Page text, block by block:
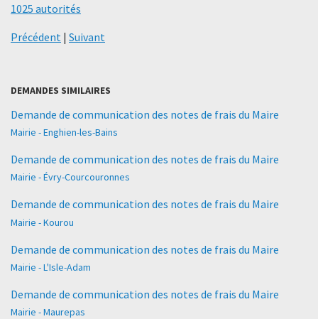
1025 autorités
Précédent | Suivant
DEMANDES SIMILAIRES
Demande de communication des notes de frais du Maire
Mairie - Enghien-les-Bains
Demande de communication des notes de frais du Maire
Mairie - Évry-Courcouronnes
Demande de communication des notes de frais du Maire
Mairie - Kourou
Demande de communication des notes de frais du Maire
Mairie - L'Isle-Adam
Demande de communication des notes de frais du Maire
Mairie - Maurepas